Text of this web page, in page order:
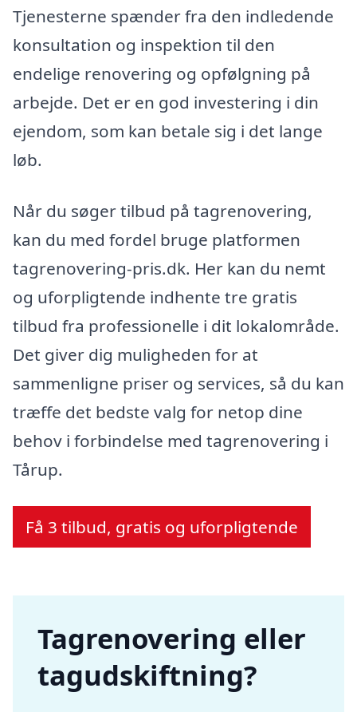
Tjenesterne spænder fra den indledende
konsultation og inspektion til den
endelige renovering og opfølgning på
arbejde. Det er en god investering i din
ejendom, som kan betale sig i det lange
løb.
Når du søger tilbud på tagrenovering,
kan du med fordel bruge platformen
tagrenovering-pris.dk. Her kan du nemt
og uforpligtende indhente tre gratis
tilbud fra professionelle i dit lokalområde.
Det giver dig muligheden for at
sammenligne priser og services, så du kan
træffe det bedste valg for netop dine
behov i forbindelse med tagrenovering i
Tårup.
Få 3 tilbud, gratis og uforpligtende
Tagrenovering eller
tagudskiftning?